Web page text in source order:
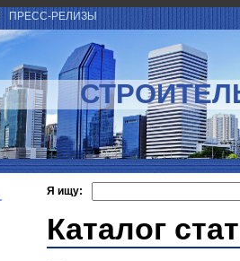
ПРЕСС-РЕЛИЗЫ
Я ищу:
Каталог